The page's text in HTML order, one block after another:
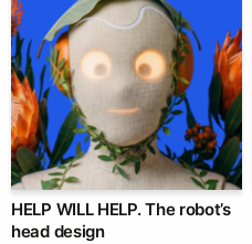
HELP WILL HELP. The robot’s
head design